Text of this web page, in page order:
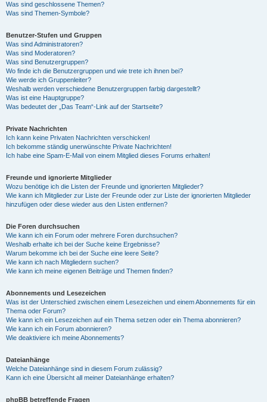
Was sind geschlossene Themen?
Was sind Themen-Symbole?
Benutzer-Stufen und Gruppen
Was sind Administratoren?
Was sind Moderatoren?
Was sind Benutzergruppen?
Wo finde ich die Benutzergruppen und wie trete ich ihnen bei?
Wie werde ich Gruppenleiter?
Weshalb werden verschiedene Benutzergruppen farbig dargestellt?
Was ist eine Hauptgruppe?
Was bedeutet der „Das Team“-Link auf der Startseite?
Private Nachrichten
Ich kann keine Privaten Nachrichten verschicken!
Ich bekomme ständig unerwünschte Private Nachrichten!
Ich habe eine Spam-E-Mail von einem Mitglied dieses Forums erhalten!
Freunde und ignorierte Mitglieder
Wozu benötige ich die Listen der Freunde und ignorierten Mitglieder?
Wie kann ich Mitglieder zur Liste der Freunde oder zur Liste der ignorierten Mitglieder
hinzufügen oder diese wieder aus den Listen entfernen?
Die Foren durchsuchen
Wie kann ich ein Forum oder mehrere Foren durchsuchen?
Weshalb erhalte ich bei der Suche keine Ergebnisse?
Warum bekomme ich bei der Suche eine leere Seite?
Wie kann ich nach Mitgliedern suchen?
Wie kann ich meine eigenen Beiträge und Themen finden?
Abonnements und Lesezeichen
Was ist der Unterschied zwischen einem Lesezeichen und einem Abonnements für ein
Thema oder Forum?
Wie kann ich ein Lesezeichen auf ein Thema setzen oder ein Thema abonnieren?
Wie kann ich ein Forum abonnieren?
Wie deaktiviere ich meine Abonnements?
Dateianhänge
Welche Dateianhänge sind in diesem Forum zulässig?
Kann ich eine Übersicht all meiner Dateianhänge erhalten?
phpBB betreffende Fragen